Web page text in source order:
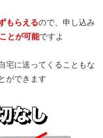
もらえるので、申し込み
とが可能ですよ
宅に送ってくることもな
ができます